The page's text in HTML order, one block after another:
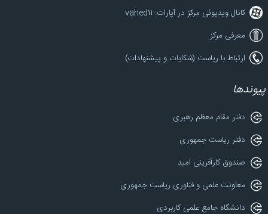
کانال ویدیوئی مرکز در آپارات: vahed11
معرفی مرکز
ارتباط با ریاست (شکایات و پیشنهادات)
پیوندها
دفتر مقام معظم رهبری
دفتر ریاست جمهوری
صندوق کارآفرینی امید
معاونت علمی و فناوری ریاست جمهوری
دانشگاه جامع علمی کاربردی